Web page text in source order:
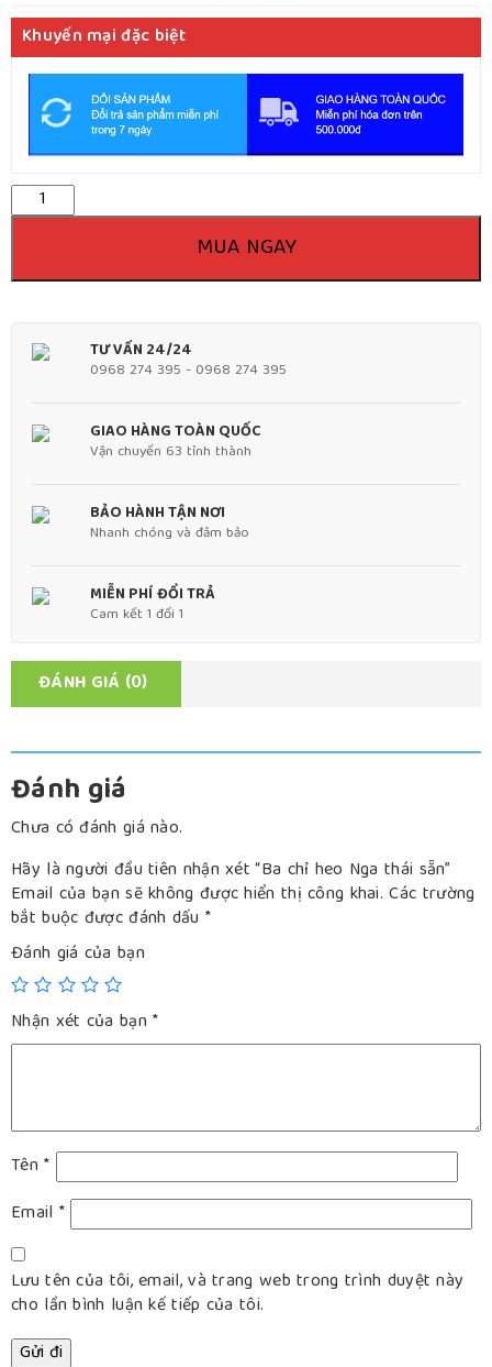
là:
155.000 VNĐ.là:
145.000 VNĐ.
Khuyến mại đặc biệt
Số
lượng
MUA NGAY
TƯ VẤN 24/24
0968 274 395 - 0968 274 395
GIAO HÀNG TOÀN QUỐC
Vận chuyển 63 tỉnh thành
BẢO HÀNH TẬN NƠI
Nhanh chóng và đảm bảo
MIỄN PHÍ ĐỔI TRẢ
Cam kết 1 đổi 1
ĐÁNH GIÁ (0)
Đánh giá
Chưa có đánh giá nào.
Hãy là người đầu tiên nhận xét “Ba chỉ heo Nga thái sẵn”
Email của bạn sẽ không được hiển thị công khai. Các trường
bắt buộc được đánh dấu *
Đánh giá của bạn
Nhận xét của bạn*
Tên*
Email *
Lưu tên của tôi, email, và trang web trong trình duyệt này
cho lần bình luận kế tiếp của tôi.